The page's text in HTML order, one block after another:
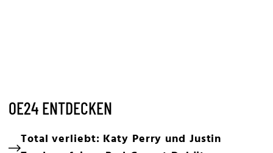
OE24 ENTDECKEN
Total verliebt: Katy Perry und Justin